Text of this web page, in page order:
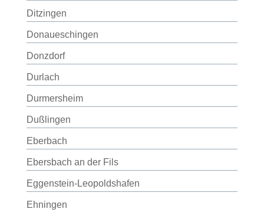
Ditzingen
Donaueschingen
Donzdorf
Durlach
Durmersheim
Dußlingen
Eberbach
Ebersbach an der Fils
Eggenstein-Leopoldshafen
Ehningen